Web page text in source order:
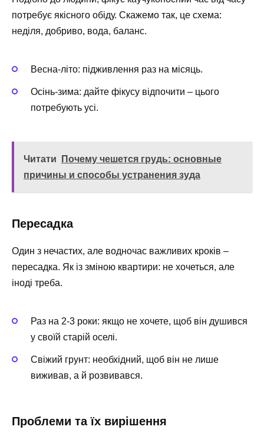
потребує якісного обіду. Скажемо так, це схема:
неділя, добриво, вода, баланс.
Весна-літо: підживлення раз на місяць.
Осінь-зима: дайте фікусу відпочити – цього
потребують усі.
Читати
Почему чешется грудь: основные
причины и способы устранения зуда
Пересадка
Один з нечастих, але водночас важливих кроків –
пересадка. Як із зміною квартири: не хочеться, але
іноді треба.
Раз на 2-3 роки: якщо не хочете, щоб він душився
у своїй старій оселі.
Свіжий грунт: необхідний, щоб він не лише
виживав, а й розвивався.
Проблеми та їх вирішення